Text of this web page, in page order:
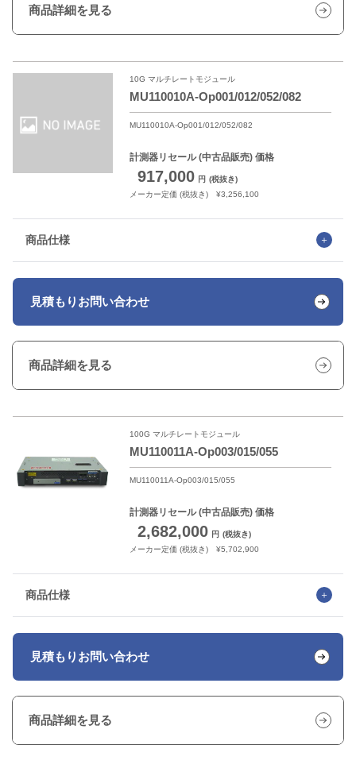
商品詳細を見る
10G マルチレートモジュール
MU110010A-Op001/012/052/082
MU110010A-Op001/012/052/082
計測器リセール(中古品販売) 価格
917,000 円 (税抜き)
メーカー定価 (税抜き) ¥3,256,100
商品仕様
見積もり お問い合わせ
商品詳細を見る
100G マルチレートモジュール
MU110011A-Op003/015/055
MU110011A-Op003/015/055
計測器リセール(中古品販売) 価格
2,682,000 円 (税抜き)
メーカー定価 (税抜き) ¥5,702,900
商品仕様
見積もり お問い合わせ
商品詳細を見る